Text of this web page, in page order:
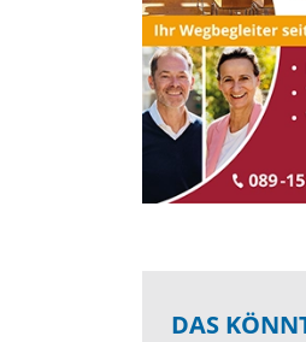
DAS